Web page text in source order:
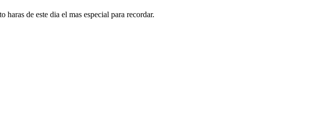
de este dia el mas especial para recordar.